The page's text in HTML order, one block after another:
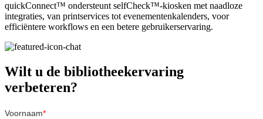
quickConnect™ ondersteunt selfCheck™-kiosken met naadloze
integraties, van printservices tot evenementenkalenders, voor
efficiëntere workflows en een betere gebruikerservaring.
Wilt u de bibliotheekervaring
verbeteren?